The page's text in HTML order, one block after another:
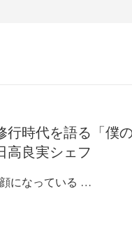
行時代を語る「僕
良実シェフ
になっている …